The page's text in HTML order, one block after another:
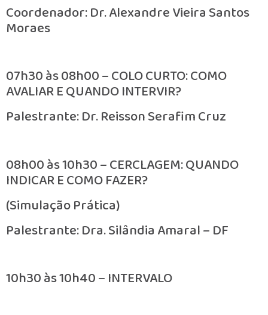
Coordenador: Dr. Alexandre Vieira Santos
Moraes
07h30 às 08h00 – COLO CURTO: COMO
AVALIAR E QUANDO INTERVIR?
Palestrante: Dr. Reisson Serafim Cruz
08h00 às 10h30 – CERCLAGEM: QUANDO
INDICAR E COMO FAZER?
(Simulação Prática)
Palestrante: Dra. Silândia Amaral – DF
10h30 às 10h40 – INTERVALO